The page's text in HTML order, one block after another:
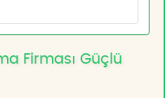
Firması Güçlü